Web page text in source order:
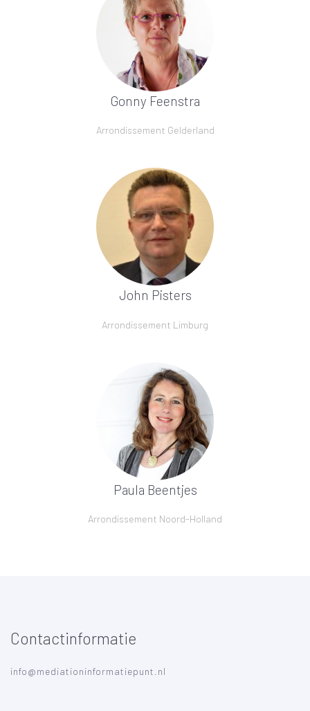
Gonny Feenstra
Arrondissement Gelderland
John Pisters
Arrondissement Limburg
Paula Beentjes
Arrondissement Noord-Holland
Contactinformatie
info@mediationinformatiepunt.nl